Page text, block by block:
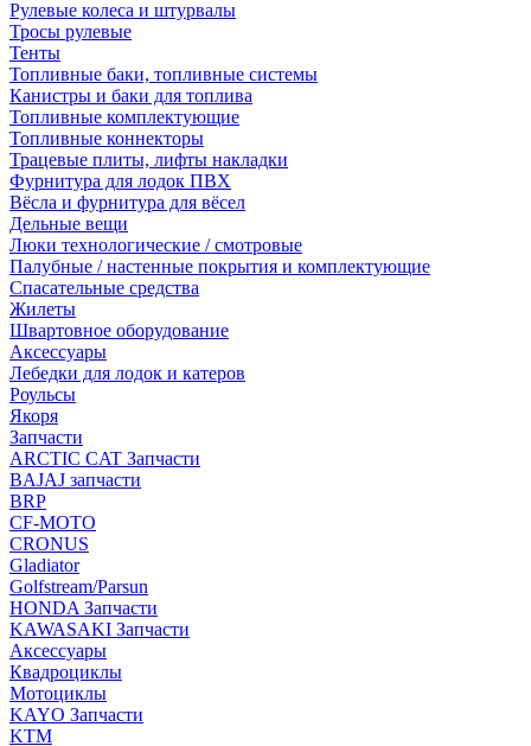
Рулевые колеса и штурвалы
Тросы рулевые
Тенты
Топливные баки, топливные системы
Канистры и баки для топлива
Топливные комплектующие
Топливные коннекторы
Трацевые плиты, лифты накладки
Фурнитура для лодок ПВХ
Вёсла и фурнитура для вёсел
Дельные вещи
Люки технологические / смотровые
Палубные / настенные покрытия и комплектующие
Спасательные средства
Жилеты
Швартовное оборудование
Аксессуары
Лебедки для лодок и катеров
Роульсы
Якоря
Запчасти
ARCTIC CAT Запчасти
BAJAJ запчасти
BRP
CF-MOTO
CRONUS
Gladiator
Golfstream/Parsun
HONDA Запчасти
KAWASAKI Запчасти
Аксессуары
Квадроциклы
Мотоциклы
KAYO Запчасти
KTM